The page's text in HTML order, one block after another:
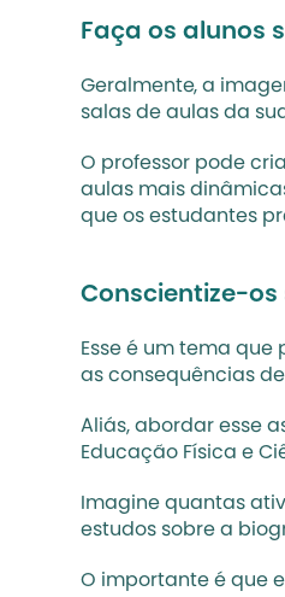
Faça os alunos
Geralmente, a
salas de aulas da
O professor pode
aulas mais
que os estudantes
Conscientize-
Esse é um tema
as consequências
Aliás, abordar esse
Educação Física e
Imagine quantas
estudos sobre a
O importante é que